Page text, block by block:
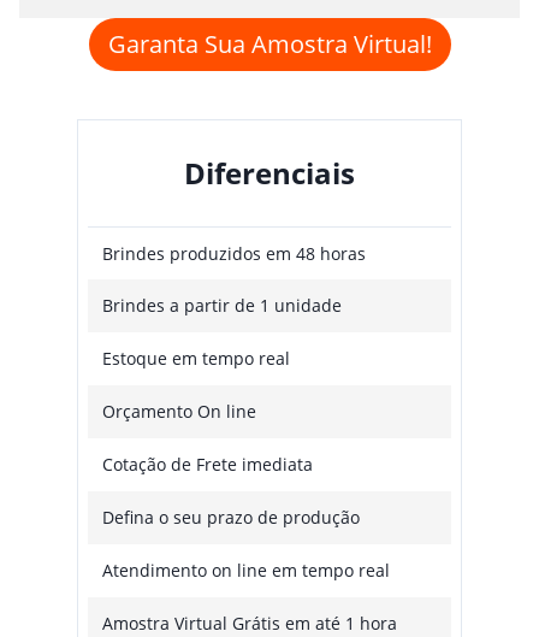
Garanta Sua Amostra Virtual!
Diferenciais
Brindes produzidos em 48 horas
Brindes a partir de 1 unidade
Estoque em tempo real
Orçamento On line
Cotação de Frete imediata
Defina o seu prazo de produção
Atendimento on line em tempo real
Amostra Virtual Grátis em até 1 hora